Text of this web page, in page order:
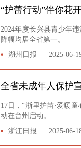
“护蕾行动”伴你花
2024年度长兴县青少年
降幅均居全省第一。
湖州日报
2025-06-
全省未成年人保护
17日，“浙里护苗·爱暖
动在台州启动。
浙江日报
2025-06-